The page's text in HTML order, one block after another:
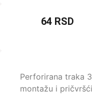
64 RSD
Perforirana traka
montažu i